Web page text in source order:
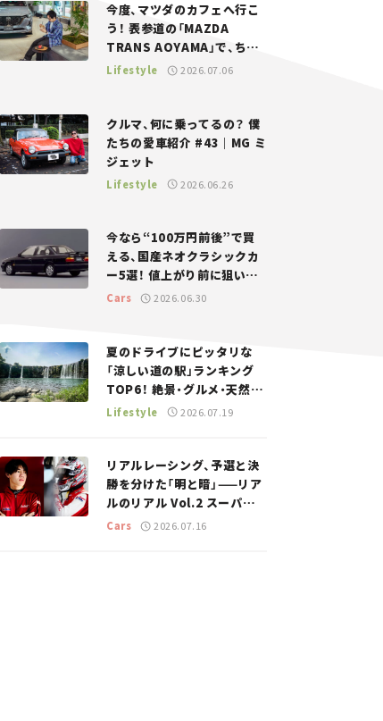
今度、マツダのカフェへ行こ
う！ 表参道の「MAZDA
TRANS AOYAMA」で、ちょ
っとひと息。——連載｜CCG
Lifestyle 2026.07.06
クルマ、何に乗ってるの？ 僕
たちの愛車紹介 #43｜MG ミ
ジェット
Lifestyle 2026.06.26
今なら“100万円前後”で買
える、国産ネオクラシックカ
ー5選！ 値上がり前に狙いた
い、中古車探しをお手伝い――ち
Cars 2026.06.30
夏のドライブにピッタリな
「涼しい道の駅」ランキング
TOP6！ 絶景・グルメ・天然ク
ーラーなど、避暑におすすめ
Lifestyle 2026.07.19
リアルレーシング、予選と決
勝を分けた「明と暗」——リア
ルのリアル Vol.2 スーパー
GT 2026開幕戦 岡山国際サ
Cars 2026.07.16